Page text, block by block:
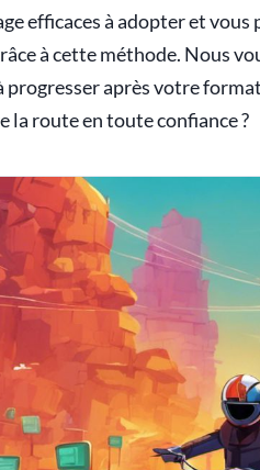
efficaces à adopter et
à cette méthode. Nous
après votre
la route en toute confiance ?